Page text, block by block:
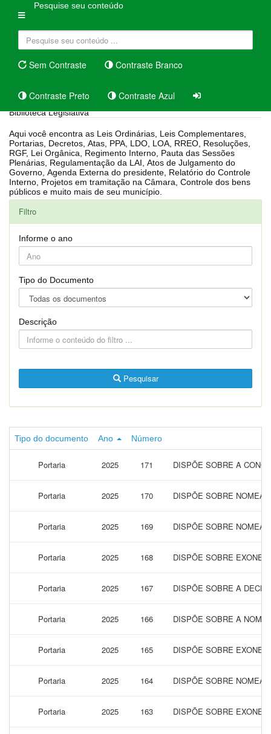
Pesquise seu conteúdo
Sem Contraste Contraste Branco
Contraste Preto Contraste Azul
Biblioteca Legislativa
Aqui você encontra as Leis Ordinárias, Leis Complementares,
Portarias, Decretos, Atas, PPA, LDO, LOA, RREO, Resoluções,
RGF, Lei Orgânica, Regimento Interno, Pauta das Sessões
Plenárias, Regulamentação da LAI, Atos de Julgamento do
Governo, Agenda Externa do presidente, Relatório do Controle
Interno, Projetos em tramitação na Câmara, Controle dos bens
públicos e muito mais de seu município.
Filtro
Informe o ano
Tipo do Documento
Descrição
Pesquisar
Tipo do documento Ano Número
Portaria 2025 171 DISPÕE SOBRE A
Portaria 2025 170 DISPÕE SOBRE
Portaria 2025 169 DISPÕE SOBRE
Portaria 2025 168 DISPÕE SOBRE
Portaria 2025 167 DISPÕE SOBRE A
Portaria 2025 166 DISPÕE SOBRE A
Portaria 2025 165 DISPÕE SOBRE
Portaria 2025 164 DISPÕE SOBRE
Portaria 2025 163 DISPÕE SOBRE